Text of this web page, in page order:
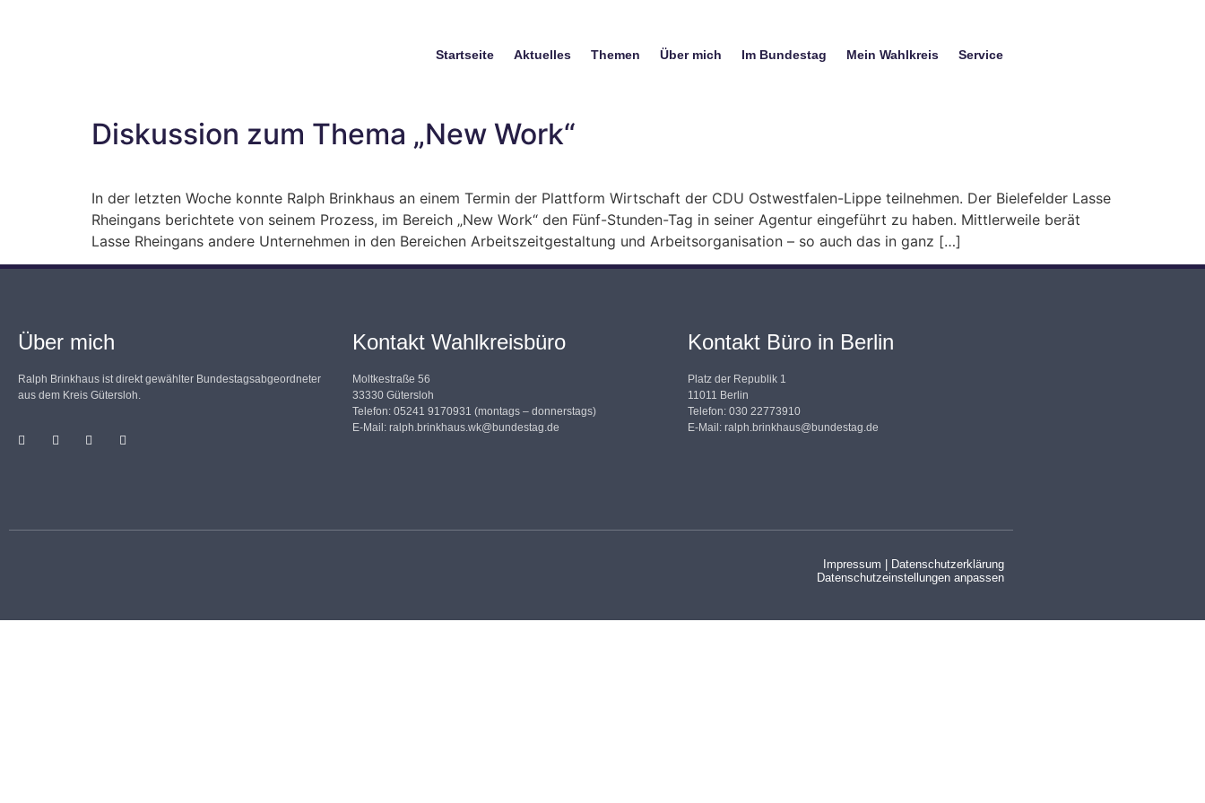
Startseite Aktuelles Themen Über mich Im Bundestag Mein Wahlkreis Service
Diskussion zum Thema „New Work“
In der letzten Woche konnte Ralph Brinkhaus an einem Termin der Plattform Wirtschaft der CDU Ostwestfalen-Lippe teilnehmen. Der Bielefelder Lasse
Rheingans berichtete von seinem Prozess, im Bereich „New Work“ den Fünf-Stunden-Tag in seiner Agentur eingeführt zu haben. Mittlerweile berät
Lasse Rheingans andere Unternehmen in den Bereichen Arbeitszeitgestaltung und Arbeitsorganisation – so auch das in ganz […]
Über mich
Ralph Brinkhaus ist direkt gewählter Bundestagsabgeordneter
aus dem Kreis Gütersloh.
Kontakt Wahlkreisbüro
Moltkestraße 56
33330 Gütersloh
Telefon: 05241 9170931 (montags – donnerstags)
E-Mail:ralph.brinkhaus.wk@bundestag.de
Kontakt Büro in Berlin
Platz der Republik 1
11011 Berlin
Telefon: 030 22773910
E-Mail: ralph.brinkhaus@bundestag.de
Impressum | Datenschutzerklärung
Datenschutzeinstellungen anpassen